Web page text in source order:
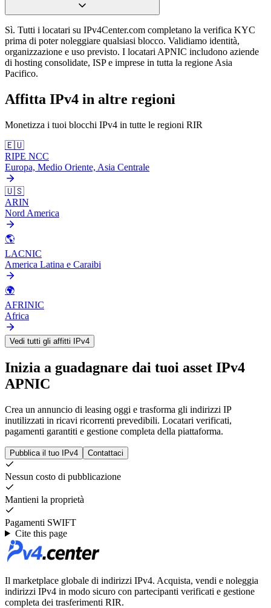
Sì. Tutti i locatari su IPv4Center.com completano la verifica KYC
prima di poter noleggiare qualsiasi blocco. Validiamo identità,
organizzazione e uso previsto. I locatari APNIC includono aziende
di hosting consolidate, ISP e imprese in tutta la regione Asia
Pacifico.
Affitta IPv4 in altre regioni
Monetizza i tuoi blocchi IPv4 in tutte le regioni RIR
🇪🇺
RIPE NCC
Europa, Medio Oriente, Asia Centrale
🇺🇸
ARIN
Nord America
🌎
LACNIC
America Latina e Caraibi
🌍
AFRINIC
Africa
Vedi tutti gli affitti IPv4
Inizia a guadagnare dai tuoi asset IPv4
APNIC
Crea un annuncio di leasing oggi e trasforma gli indirizzi IP
inutilizzati in ricavi ricorrenti prevedibili. Locatari verificati,
pagamenti garantiti e gestione completa della piattaforma.
Pubblica il tuo IPv4 Contattaci
Nessun costo di pubblicazione
Mantieni la proprietà
Pagamenti SWIFT
Cite this page
Il marketplace globale di indirizzi IPv4. Acquista, vendi e noleggia
indirizzi IPv4 in modo sicuro con partecipanti verificati e gestione
completa dei trasferimenti RIR.